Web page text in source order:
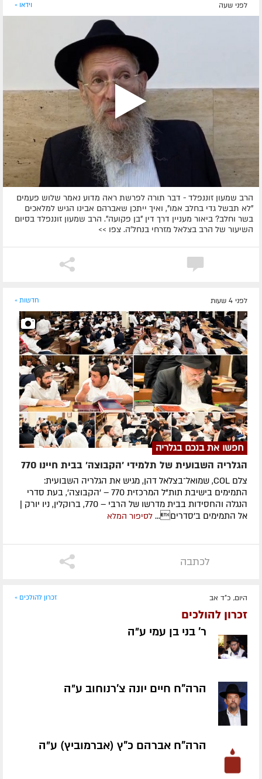
לפני שעה וידאו »
הרב שמעון זוננפלד - דבר תורה לפרשת ראה מדוע נאמר שלוש פעמים
"לא תבשל גדי בחלב אמו", ואיך ייתכן שאברהם אבינו הגיש למלאכים
בשר וחלב? ביאור מעניין דרך דין "בן פקועה". הרב שמעון זוננפלד בסיום
השיעור של הרב בצלאל מזרחי בנחל'ה. צפו >>
לפני 4 שעות חדשות »
חפשו את בנכם בגלריה
הגלריה השבועית של תלמידי 'הקבוצה' בבית חיינו 770
צלם COL, שמואל־בצלאל דהן, מגיש את הגלריה השבועית:
התמימים בישיבת תות"ל המרכזית 770 – 'הקבוצה', בעת סדרי
הנגלה והחסידות בבית מדרשו של הרבי – 770, ברוקלין, ניו יורק |
אל התמימים ב'סדרים... לסיפור המלא
לכתבה
היום, כ"ד אב זכרון להולכים »
זכרון להולכים
ר' בני בן עמי ע״ה
הרה"ח חיים יונה צ'רנוחוב ע״ה
הרה"ח אברהם כ"ץ (אברמוביץ) ע״ה